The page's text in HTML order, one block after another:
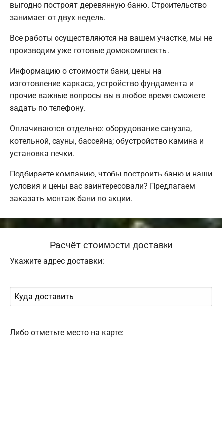
выгодно построят деревянную баню. Строительство
занимает от двух недель.
Все работы осуществляются на вашем участке, мы не
производим уже готовые домокомплекты.
Информацию о стоимости бани, цены на
изготовление каркаса, устройство фундамента и
прочие важные вопросы вы в любое время сможете
задать по телефону.
Оплачиваются отдельно: оборудование санузла,
котельной, сауны, бассейна; обустройство камина и
установка печки.
Подбираете компанию, чтобы построить баню и наши
условия и цены вас заинтересовали? Предлагаем
заказать монтаж бани по акции.
Расчёт стоимости доставки
Укажите адрес доставки:
Либо отметьте место на карте: